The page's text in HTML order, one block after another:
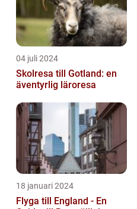
04 juli 2024
Skolresa till Gotland: en
äventyrlig läroresa
18 januari 2024
Flyga till England - En